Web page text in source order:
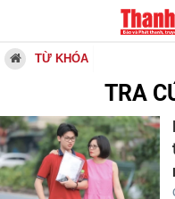
TỪ KHÓA
TRA